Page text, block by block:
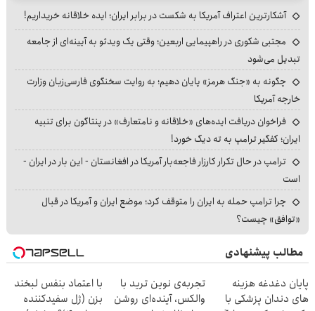
آشکارترین اعتراف آمریکا به شکست در برابر ایران؛ ایده خلاقانه خریداریم!
مجتبی شکوری در راهپیمایی اربعین؛ وقتی یک ویدئو به آیینه‌ای از جامعه
تبدیل می‌شود
چگونه به «جنگ هرمز» پایان دهیم؛ به روایت سخنگوی فارسی‌زبان وزارت
خارجه آمریکا
فراخوان دریافت ایده‌های «خلاقانه و نامتعارف» در پنتاگون برای تنبیه
ایران؛ کفگیر ترامپ به ته دیگ خورد!
ترامپ در حال تکرار کارزار فاجعه‌بار آمریکا در افغانستان - این بار در ایران -
است
چرا ترامپ حمله به ایران را متوقف کرد؛ موضع ایران و آمریکا در قبال
«توافق» چیست؟
مطالب پیشنهادی
پایان دغدغه هزینه
های دندان پزشکی با
تجربه‌ی نوین ترید با
والکس، آینده‌ای روشن
با اعتماد بنفس لبخند
بزن (ژل سفیدکننده